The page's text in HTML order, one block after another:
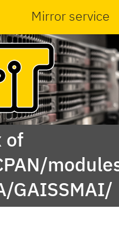
Mirror service
of
GAISSMAI/